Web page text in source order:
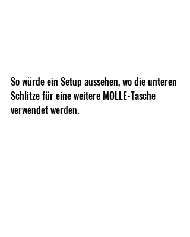
So würde ein Setup aussehen, wo die unteren
Schlitze für eine weitere MOLLE-Tasche
verwendet werden.